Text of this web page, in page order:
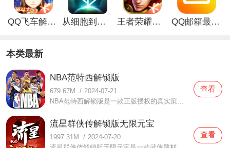
QQ飞车解锁版无限钻石最新版 从细胞到奇点手游 王者荣耀无限点券解锁版 QQ邮箱最新版
本类最新
NBA范特西解锁版
679.67M / 2024-07-21
NBA范特西解锁版是一款正版授权的真实策略手游，在游戏中除了球员本身的实力，还可以通过教练系统、啦啦队系统等来提升球员的实力，可以配备三位教练，可设置一位为主教练，提供最主要的实力加成，教练与球员一样可以进行升级和升星。
查看
流星群侠传解锁版无限元宝
1997.31M / 2024-07-20
查看